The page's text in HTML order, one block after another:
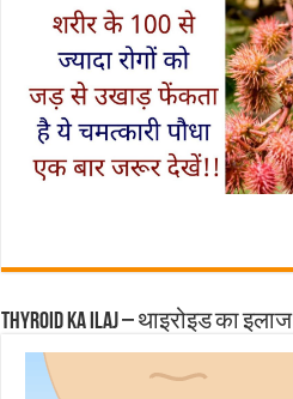
Thyroid ka ilaj – थाइरोइड का इलाज